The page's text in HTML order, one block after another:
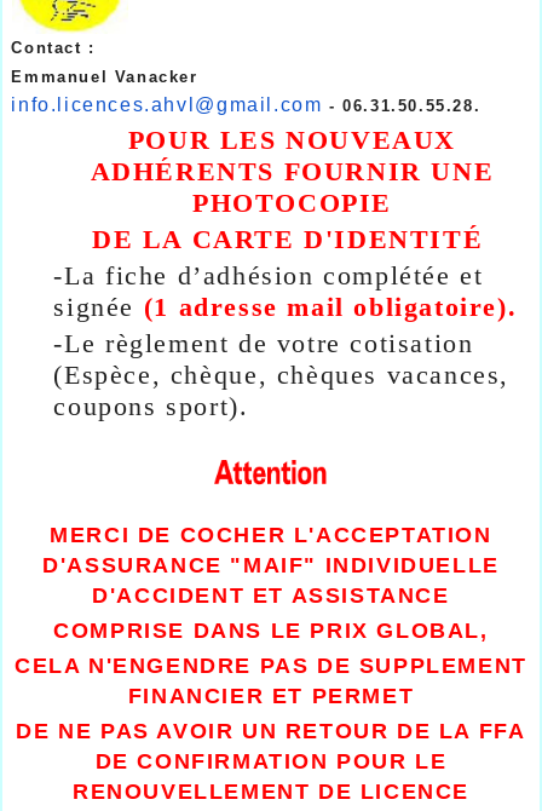
Contact :
Emmanuel Vanacker
info.licences.ahvl@gmail.com - 06.31.50.55.28.
POUR LES NOUVEAUX
ADHÉRENTS FOURNIR UNE
PHOTOCOPIE
DE LA CARTE D'IDENTITÉ
-La fiche d’adhésion complétée et
signée (1 adresse mail obligatoire).
-Le règlement de votre cotisation
(Espèce, chèque, chèques vacances,
coupons sport).
MERCI DE COCHER L'ACCEPTATION
D'ASSURANCE "MAIF" INDIVIDUELLE
D'ACCIDENT ET ASSISTANCE
COMPRISE DANS LE PRIX GLOBAL,
CELA N'ENGENDRE PAS DE SUPPLEMENT
FINANCIER ET PERMET
DE NE PAS AVOIR UN RETOUR DE LA FFA
DE CONFIRMATION POUR LE
RENOUVELLEMENT DE LICENCE